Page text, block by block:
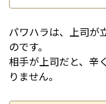
パワハラは、上司が
のです。
相手が上司だと、辛
りません。